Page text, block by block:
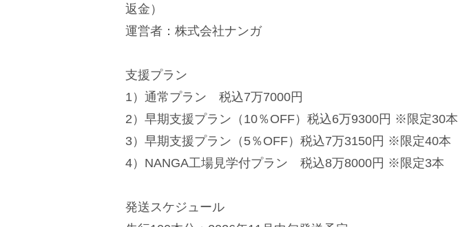
返金）
運営者：株式会社ナンガ
支援プラン
1）通常プラン 税込7万7000円
2）早期支援プラン（10％OFF）税込6万9300円 ※限定30本
3）早期支援プラン（5％OFF）税込7万3150円 ※限定40本
4）NANGA工場見学付プラン 税込8万8000円 ※限定3本
発送スケジュール